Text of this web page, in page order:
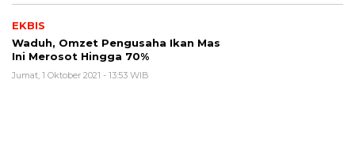
EKBIS
Waduh, Omzet Pengusaha Ikan Mas
Ini Merosot Hingga 70%
Jumat, 1 Oktober 2021 - 13:53 WIB